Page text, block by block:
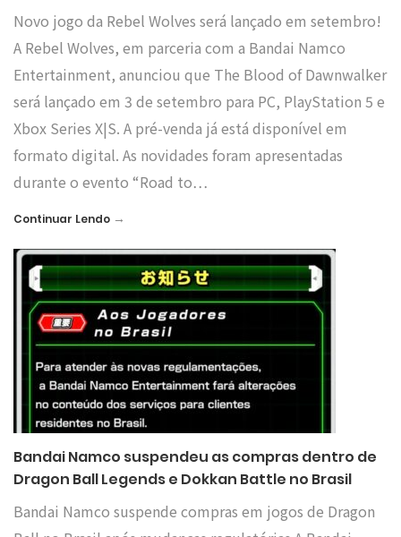
Novo jogo da Rebel Wolves será lançado em setembro!
A Rebel Wolves, em parceria com a Bandai Namco
Entertainment, anunciou que The Blood of Dawnwalker
será lançado em 3 de setembro para PC, PlayStation 5 e
Xbox Series X|S. A pré-venda já está disponível em
formato digital. As novidades foram apresentadas
durante o evento “Road to…
Continuar Lendo →
Bandai Namco suspendeu as compras dentro de
Dragon Ball Legends e Dokkan Battle no Brasil
Bandai Namco suspende compras em jogos de Dragon